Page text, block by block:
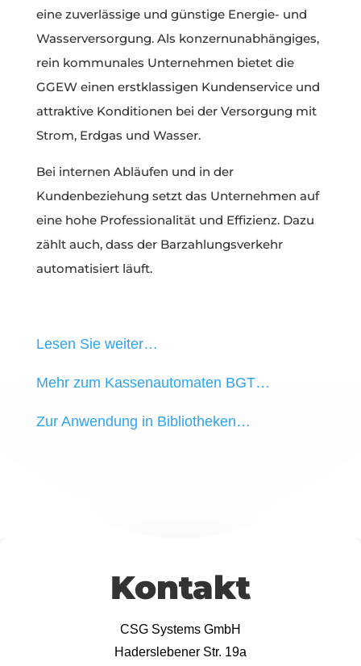
eine zuverlässige und günstige Energie- und
Wasserversorgung. Als konzernunabhängiges,
rein kommunales Unternehmen bietet die
GGEW einen erstklassigen Kundenservice und
attraktive Konditionen bei der Versorgung mit
Strom, Erdgas und Wasser.
Bei internen Abläufen und in der
Kundenbeziehung setzt das Unternehmen auf
eine hohe Professionalität und Effizienz. Dazu
zählt auch, dass der Barzahlungsverkehr
automatisiert läuft.
Lesen Sie weiter…
Mehr zum Kassenautomaten BGT…
Zur Anwendung in Bibliotheken…
Kontakt
CSG Systems GmbH
Haderslebener Str. 19a